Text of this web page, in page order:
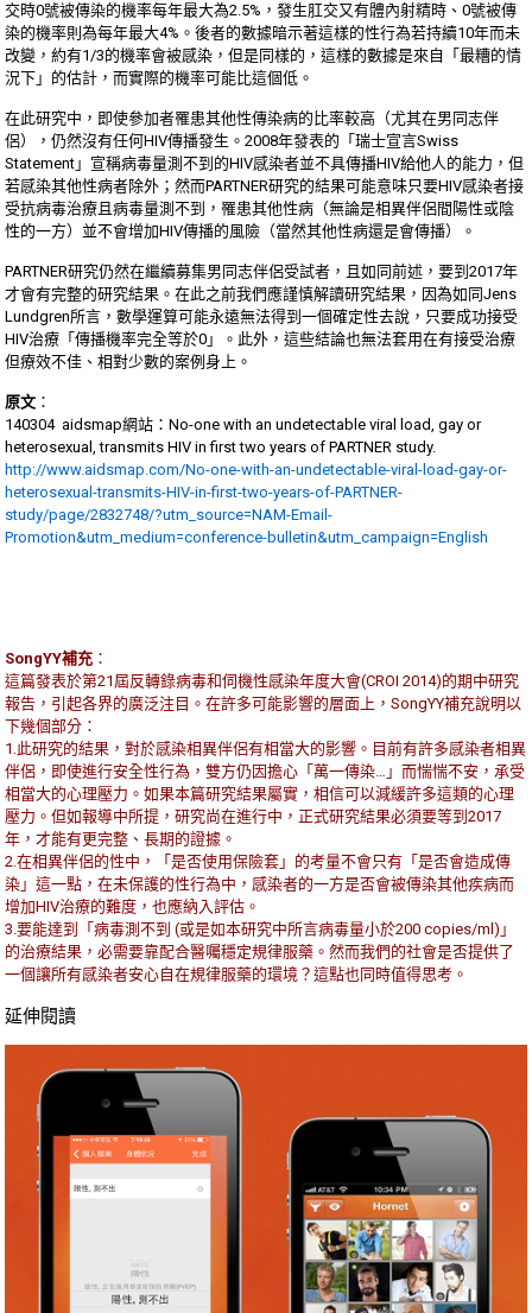
交時0號被傳染的機率每年最大為2.5%，發生肛交又有體內射精時、0號被傳
染的機率則為每年最大4%。後者的數據暗示著這樣的性行為若持續10年而未
改變，約有1/3的機率會被感染，但是同樣的，這樣的數據是來自「最糟的情
況下」的估計，而實際的機率可能比這個低。
在此研究中，即使參加者罹患其他性傳染病的比率較高（尤其在男同志伴
侶），仍然沒有任何HIV傳播發生。2008年發表的「瑞士宣言Swiss
Statement」宣稱病毒量測不到的HIV感染者並不具傳播HIV給他人的能力，但
若感染其他性病者除外；然而PARTNER研究的結果可能意味只要HIV感染者接
受抗病毒治療且病毒量測不到，罹患其他性病（無論是相異伴侶間陽性或陰
性的一方）並不會增加HIV傳播的風險（當然其他性病還是會傳播）。
PARTNER研究仍然在繼續募集男同志伴侶受試者，且如同前述，要到2017年
才會有完整的研究結果。在此之前我們應謹慎解讀研究結果，因為如同Jens
Lundgren所言，數學運算可能永遠無法得到一個確定性去說，只要成功接受
HIV治療「傳播機率完全等於0」。此外，這些結論也無法套用在有接受治療
但療效不佳、相對少數的案例身上。
原文 ：
140304 aidsmap網站：No-one with an undetectable viral load, gay or
heterosexual, transmits HIV in first two years of PARTNER study.
http://www.aidsmap.com/No-one-with-an-undetectable-viral-load-gay-or-
heterosexual-transmits-HIV-in-first-two-years-of-PARTNER-
study/page/2832748/?utm_source=NAM-Email-
Promotion&utm_medium=conference-bulletin&utm_campaign=English
SongYY補充 ：
這篇發表於第21屆反轉錄病毒和伺機性感染年度大會(CROI 2014)的期中研究
報告，引起各界的廣泛注目。在許多可能影響的層面上，SongYY補充說明以
下幾個部分：
1.此研究的結果，對於感染相異伴侶有相當大的影響。目前有許多感染者相異
伴侶，即使進行安全性行為，雙方仍因擔心「萬一傳染…」而惴惴不安，承受
相當大的心理壓力。如果本篇研究結果屬實，相信可以減緩許多這類的心理
壓力。但如報導中所提，研究尚在進行中，正式研究結果必須要等到2017
年，才能有更完整、長期的證據。
2.在相異伴侶的性中，「是否使用保險套」的考量不會只有「是否會造成傳
染」這一點，在未保護的性行為中，感染者的一方是否會被傳染其他疾病而
增加HIV治療的難度，也應納入評估。
3.要能達到「病毒測不到 (或是如本研究中所言病毒量小於200 copies/ml)」
的治療結果，必需要靠配合醫囑穩定規律服藥。然而我們的社會是否提供了
一個讓所有感染者安心自在規律服藥的環境？這點也同時值得思考。
延伸閱讀